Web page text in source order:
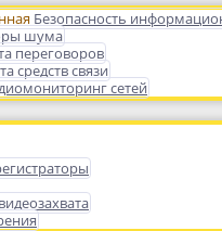
Безопасность
шума
переговоров
средств связи
сетей